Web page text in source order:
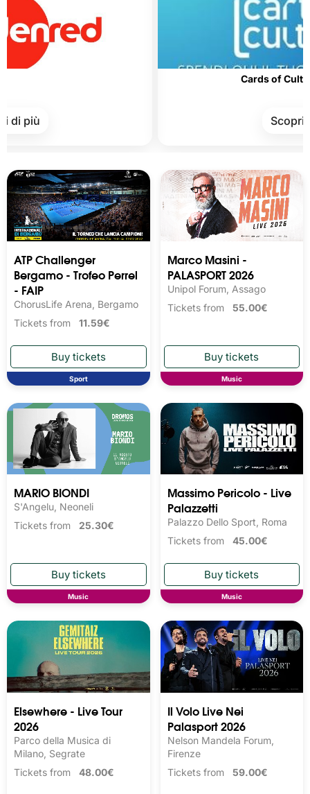
ATP Challenger
Bergamo - Trofeo Perrel
- FAIP
ChorusLife Arena, Bergamo
Tickets from 11.59€
Sport
Marco Masini -
PALASPORT 2026
Unipol Forum, Assago
Tickets from 55.00€
Music
MARIO BIONDI
S'Angelu, Neoneli
Tickets from 25.30€
Music
Massimo Pericolo - Live
Palazzetti
Palazzo Dello Sport, Roma
Tickets from 45.00€
Music
Elsewhere - Live Tour
2026
Parco della Musica di
Milano, Segrate
Tickets from 48.00€
Il Volo Live Nei
Palasport 2026
Nelson Mandela Forum,
Firenze
Tickets from 59.00€
Cards of Culture and
Scopri di più